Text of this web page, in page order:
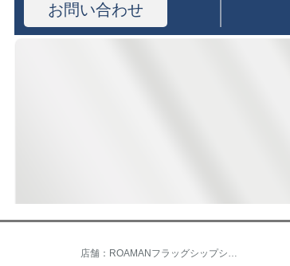
お問い合わせ
店舗：ROAMANフラッグシップショップ